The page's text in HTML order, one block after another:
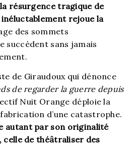
résurgence tragique de
rejoue la
des sommets
succèdent sans jamais
de Giraudoux qui dénonce
de regarder la guerre depuis
Nuit Orange déploie la
d’une catastrophe.
autant par son originalité
celle de théâtraliser des